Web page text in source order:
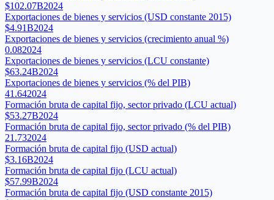
$102.07B2024
Exportaciones de bienes y servicios (USD constante 2015)
$4.91B2024
Exportaciones de bienes y servicios (crecimiento anual %)
0.082024
Exportaciones de bienes y servicios (LCU constante)
$63.24B2024
Exportaciones de bienes y servicios (% del PIB)
41.642024
Formación bruta de capital fijo, sector privado (LCU actual)
$53.27B2024
Formación bruta de capital fijo, sector privado (% del PIB)
21.732024
Formación bruta de capital fijo (USD actual)
$3.16B2024
Formación bruta de capital fijo (LCU actual)
$57.99B2024
Formación bruta de capital fijo (USD constante 2015)